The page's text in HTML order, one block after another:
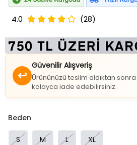
4.0 (28)
↩
Güvenilir Alışveriş
Ürününüzü teslim aldıktan sonra
kolayca iade edebilirsiniz.
Beden
S M L XL